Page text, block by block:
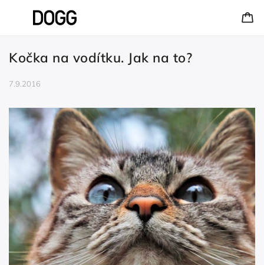
Kočka na vodítku. Jak na to?
7.9.2016